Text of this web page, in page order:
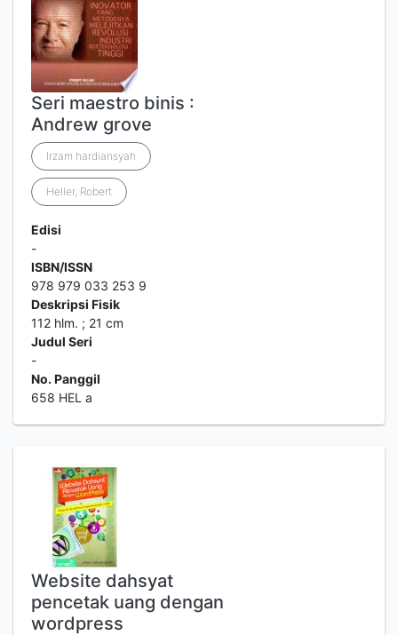
Seri maestro binis :
Andrew grove
Irzam hardiansyah
Heller, Robert
Edisi
-
ISBN/ISSN
978 979 033 253 9
Deskripsi Fisik
112 hlm. ; 21 cm
Judul Seri
-
No. Panggil
658 HEL a
Website dahsyat
pencetak uang dengan
wordpress